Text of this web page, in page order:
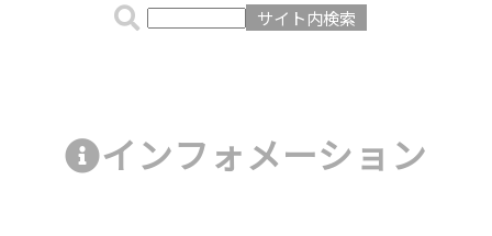
インフォメーション